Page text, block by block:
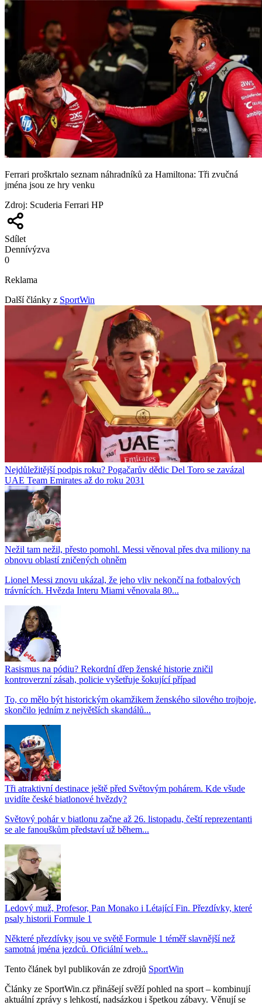
Ferrari proškrtalo seznam náhradníků za Hamiltona: Tři zvučná
jména jsou ze hry venku
Zdroj: Scuderia Ferrari HP
Sdílet
Dennívýzva
0
Reklama
Další články z SportWin
Nejdůležitější podpis roku? Pogačarův dědic Del Toro se zavázal
UAE Team Emirates až do roku 2031
Nežil tam nežil, přesto pomohl. Messi věnoval přes dva miliony na
obnovu oblastí zničených ohněm
Lionel Messi znovu ukázal, že jeho vliv nekončí na fotbalových
trávnících. Hvězda Interu Miami věnovala 80...
Rasismus na pódiu? Rekordní dřep ženské historie zničil
kontroverzní zásah, policie vyšetřuje šokující případ
To, co mělo být historickým okamžikem ženského silového trojboje,
skončilo jedním z největších skandálů...
Tři atraktivní destinace ještě před Světovým pohárem. Kde všude
uvidíte české biatlonové hvězdy?
Světový pohár v biatlonu začne až 26. listopadu, čeští reprezentanti
se ale fanouškům představí už během...
Ledový muž, Profesor, Pan Monako i Létající Fin. Přezdívky, které
psaly historii Formule 1
Některé přezdívky jsou ve světě Formule 1 téměř slavnější než
samotná jména jezdců. Oficiální web...
Tento článek byl publikován ze zdrojů SportWin
Články ze SportWin.cz přinášejí svěží pohled na sport – kombinují
aktuální zprávy s lehkostí, nadsázkou i špetkou zábavy. Věnují se